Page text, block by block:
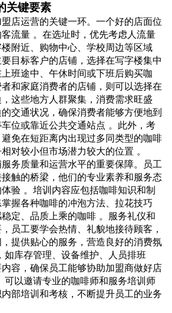
关键要素
店运营的关键一环。一个好的店面位
流量 。在选址时，优先考虑人流量
附近、购物中心、学校周边等区域
目标客户的店铺，选择在写字楼集中
班途中、午休时间或下班后购买咖
和家庭消费者的店铺，则可以选择在
这些地方人群聚集，消费需求旺盛
交通状况，确保消费者能够方便地到
位或靠近公共交通站点 。此外，考
免在短距离内出现过多同类型的咖啡
对较小但市场潜力较大的位置 。
务质量和运营水平的重要保障。员工
触的桥梁，他们的专业素养和服务态
验 。培训内容应包括咖啡知识和制
握各种咖啡的冲泡方法、拉花技巧
定、品质上乘的咖啡 。服务礼仪和
员工要学会热情、礼貌地接待顾客，
提供贴心的服务，营造良好的消费氛
如库存管理、设备维护、人员排班
容，确保员工能够协助加盟商做好店
可以邀请专业的咖啡师和服务培训师
部培训和考核，不断提升员工的业务